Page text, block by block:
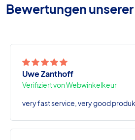
Bewertungen
Uwe Zanthoff
Verifiziert von Webwinkelkeur
very fast service, very good